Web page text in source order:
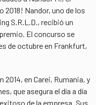
Nandor, uno de los
S.R.L.D., recibió un
El concurso se
de octubre en Frankfurt,
2014, en Carei, Rumania, y
que asegura el día a día
de la empresa. Sus